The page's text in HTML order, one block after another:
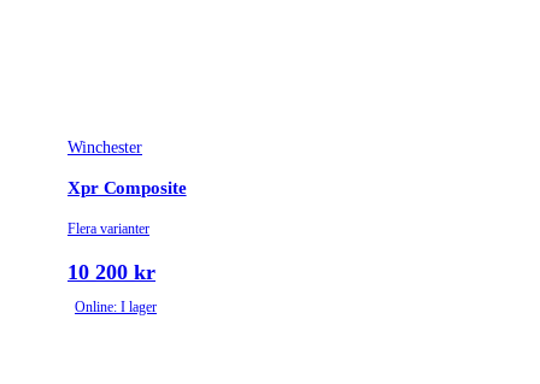
Winchester
Xpr Composite
Flera varianter
10 200 kr
Online: I lager